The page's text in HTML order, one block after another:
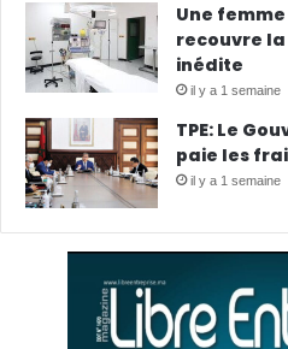
Une
recouvre
inédite
il y a 1 semaine
TPE: Le
paie les
il y a 1 semaine